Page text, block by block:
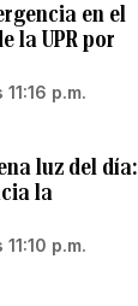
en el
la UPR por
p.m.
luz del día:
la
p.m.